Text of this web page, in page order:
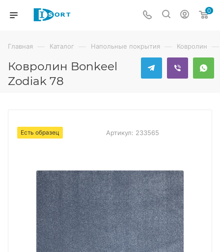
0
Главная — Каталог — Напольные покрытия — Ковролин —
Ковролин Bonkeel
Zodiak 78
Есть образец Артикул: 233565